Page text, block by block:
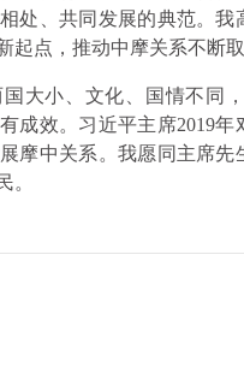
处、共同发展的典范。
起点，推动中摩关系不断
大小、文化、国情不同
成效。习近平主席2019
摩中关系。我愿同主席
。